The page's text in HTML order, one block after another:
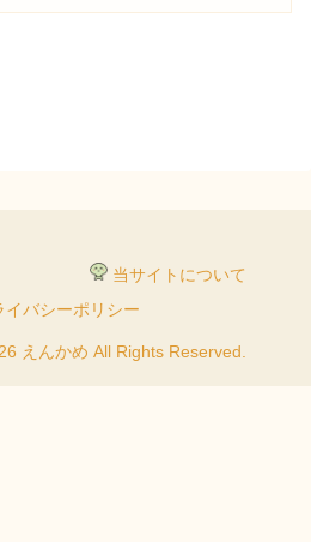
当サイトについて
イバシーポリシー
えんかめ All Rights Reserved.